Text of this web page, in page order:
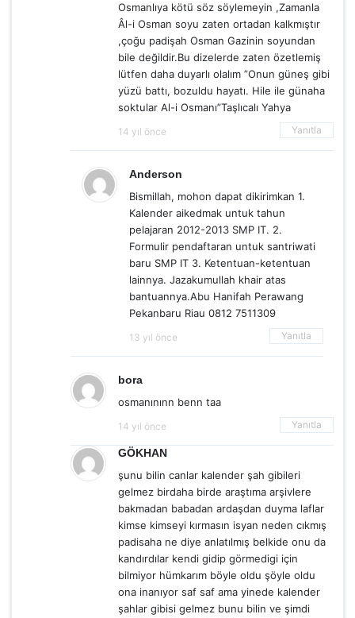
Osmanlıya kötü söz söylemeyin ,Zamanla
Âl-i Osman soyu zaten ortadan kalkmıştır
,çoğu padişah Osman Gazinin soyundan
bile değildir.Bu dizelerde zaten özetlemiş
lütfen daha duyarlı olalım ”Onun güneş gibi
yüzü battı, bozuldu hayatı. Hile ile günaha
soktular Al-i Osmanı”Taşlıcalı Yahya
14 yıl önce Yanıtla
Anderson
Bismillah, mohon dapat dikirimkan 1.
Kalender aikedmak untuk tahun
pelajaran 2012-2013 SMP IT. 2.
Formulir pendaftaran untuk santriwati
baru SMP IT 3. Ketentuan-ketentuan
lainnya. Jazakumullah khair atas
bantuannya.Abu Hanifah Perawang
Pekanbaru Riau 0812 7511309
13 yıl önce Yanıtla
bora
osmanınınn benn taa
14 yıl önce Yanıtla
GÖKHAN
şunu bilin canlar kalender şah gibileri
gelmez birdaha birde araştıma arşivlere
bakmadan babadan ardaşdan duyma laflar
kimse kimseyi kırmasın isyan neden cıkmış
padisaha ne diye anlatılmış belkide onu da
kandırdılar kendi gidip görmedigi için
bilmiyor hümkarım böyle oldu şöyle oldu
ona inanıyor saf saf ama yinede kalender
şahlar gibisi gelmez bunu bilin ve şimdi